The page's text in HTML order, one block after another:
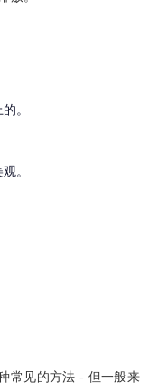
。
。
常见的方法 - 但一般来